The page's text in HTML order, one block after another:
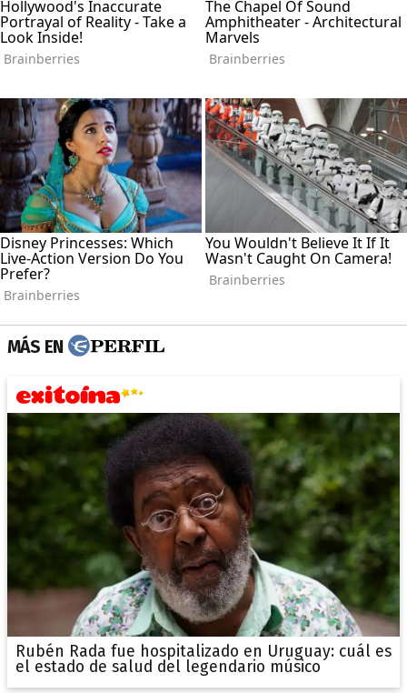
MÁS EN
Rubén Rada fue hospitalizado en Uruguay: cuál es
el estado de salud del legendario músico